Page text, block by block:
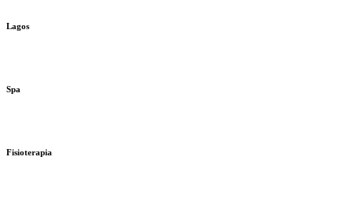
Lagos
Spa
Fisioterapia